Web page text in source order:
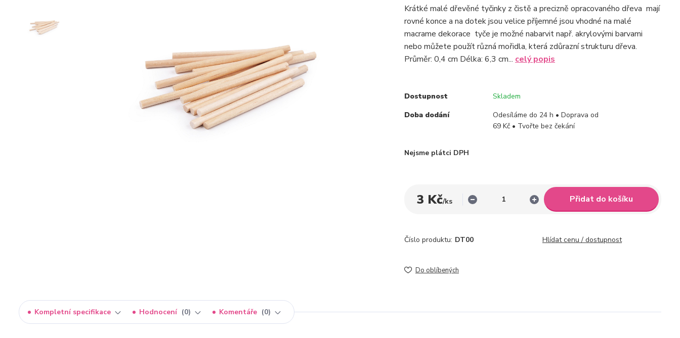
Krátké malé dřevěné tyčinky z čistě a precizně opracovaného dřeva mají
rovné konce a na dotek jsou velice příjemné jsou vhodné na malé
macrame dekorace tyče je možné nabarvit např. akrylovými barvami
nebo můžete použít různá mořidla, která zdůrazní strukturu dřeva.
Průměr: 0,4 cm Délka: 6,3 cm... celý popis
Dostupnost
Skladem
Doba dodání
Odesíláme do 24 h • Doprava od
69 Kč • Tvořte bez čekání
Nejsme plátci DPH
3 Kč/ks Přidat do košíku
Číslo produktu: DT00 Hlídat cenu / dostupnost
Do oblíbených
Kompletní specifikace Hodnocení 0 Komentáře 0